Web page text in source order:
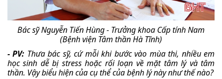
Bác sỹ Nguyễn Tiến Hùng - Trưởng khoa Cấp tính Nam
(Bệnh viện Tâm thần Hà Tĩnh)
- PV: Thưa bác sỹ, cứ mỗi khi bước vào mùa thi, nhiều em
học sinh dễ bị stress hoặc rối loạn về mặt tâm lý và tâm
thần. Vậy biểu hiện của cụ thể của bệnh lý này như thế nào?